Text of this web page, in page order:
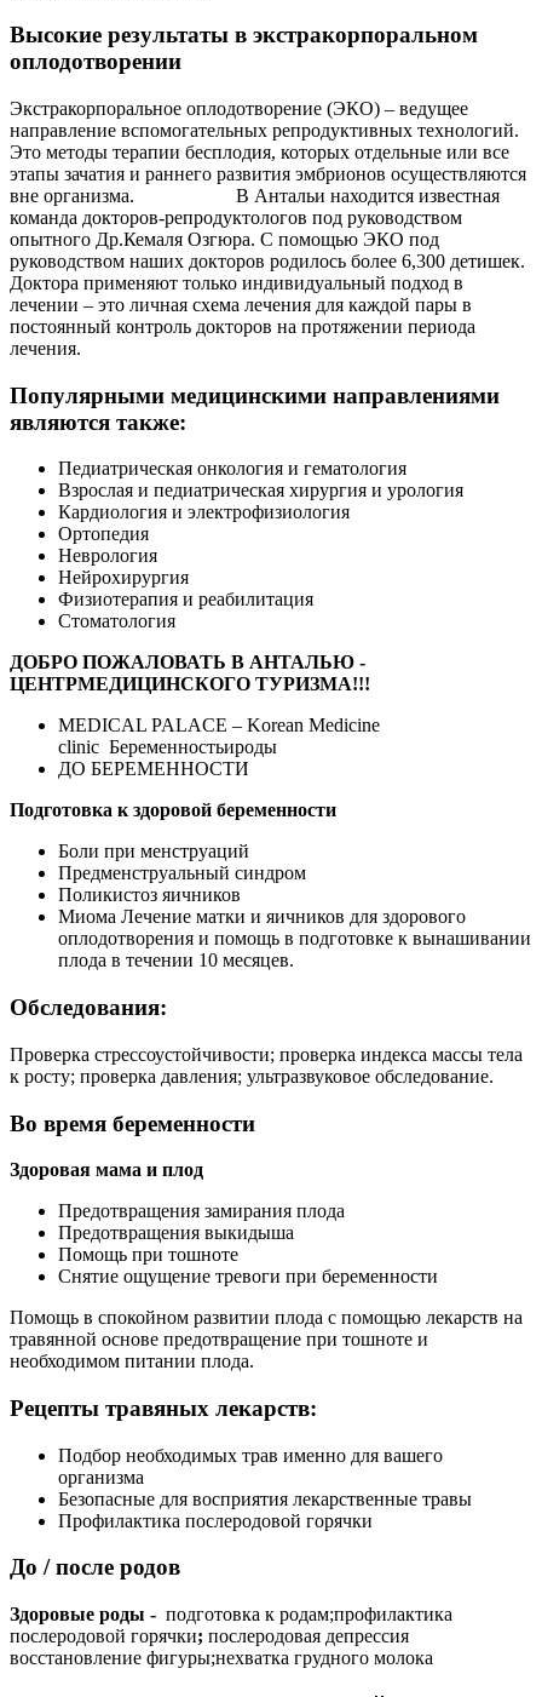
Высокие результаты в экстракорпоральном
оплодотворении
Экстракорпоральное оплодотворение (ЭКО) – ведущее
направление вспомогательных репродуктивных технологий.
Это методы терапии бесплодия, которых отдельные или все
этапы зачатия и раннего развития эмбрионов осуществляются
вне организма. В Антальи находится известная
команда докторов-репродуктологов под руководством
опытного Др.Кемаля Озгюра. С помощью ЭКО под
руководством наших докторов родилось более 6,300 детишек.
Доктора применяют только индивидуальный подход в
лечении – это личная схема лечения для каждой пары в
постоянный контроль докторов на протяжении периода
лечения.
Популярными медицинскими направлениями
являются также:
Педиатрическая онкология и гематология
Взрослая и педиатрическая хирургия и урология
Кардиология и электрофизиология
Ортопедия
Неврология
Нейрохирургия
Физиотерапия и реабилитация
Стоматология
ДОБРО ПОЖАЛОВАТЬ В АНТАЛЬЮ -
ЦЕНТРМЕДИЦИНСКОГО ТУРИЗМА!!!
MEDICAL PALACE – Korean Medicine
clinic Беременностьироды
ДО БЕРЕМЕННОСТИ
Подготовка к здоровой беременности
Боли при менструаций
Предменструальный синдром
Поликистоз яичников
Миома Лечение матки и яичников для здорового
оплодотворения и помощь в подготовке к вынашивании
плода в течении 10 месяцев.
Обследования:
Проверка стрессоустойчивости; проверка индекса массы тела
к росту; проверка давления; ультразвуковое обследование.
Во время беременности
Здоровая мама и плод
Предотвращения замирания плода
Предотвращения выкидыша
Помощь при тошноте
Снятие ощущение тревоги при беременности
Помощь в спокойном развитии плода с помощью лекарств на
травянной основе предотвращение при тошноте и
необходимом питании плода.
Рецепты травяных лекарств:
Подбор необходимых трав именно для вашего
организма
Безопасные для восприятия лекарственные травы
Профилактика послеродовой горячки
До / после родов
Здоровые роды - подготовка к родам;профилактика
послеродовой горячки; послеродовая депрессия
восстановление фигуры;нехватка грудного молока